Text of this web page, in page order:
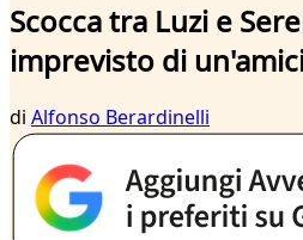
Scocca tra Luzi e
imprevisto di
di Alfonso Berardinelli